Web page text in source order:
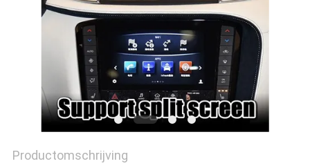
Productomschrijving